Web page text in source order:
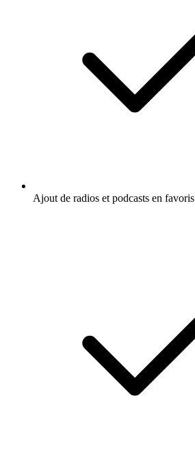
Ajout de radios et podcasts en favoris